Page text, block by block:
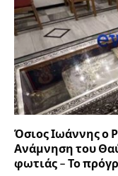
Όσιος Ιωάννης ο
Ανάμνηση του
φωτιάς – Το